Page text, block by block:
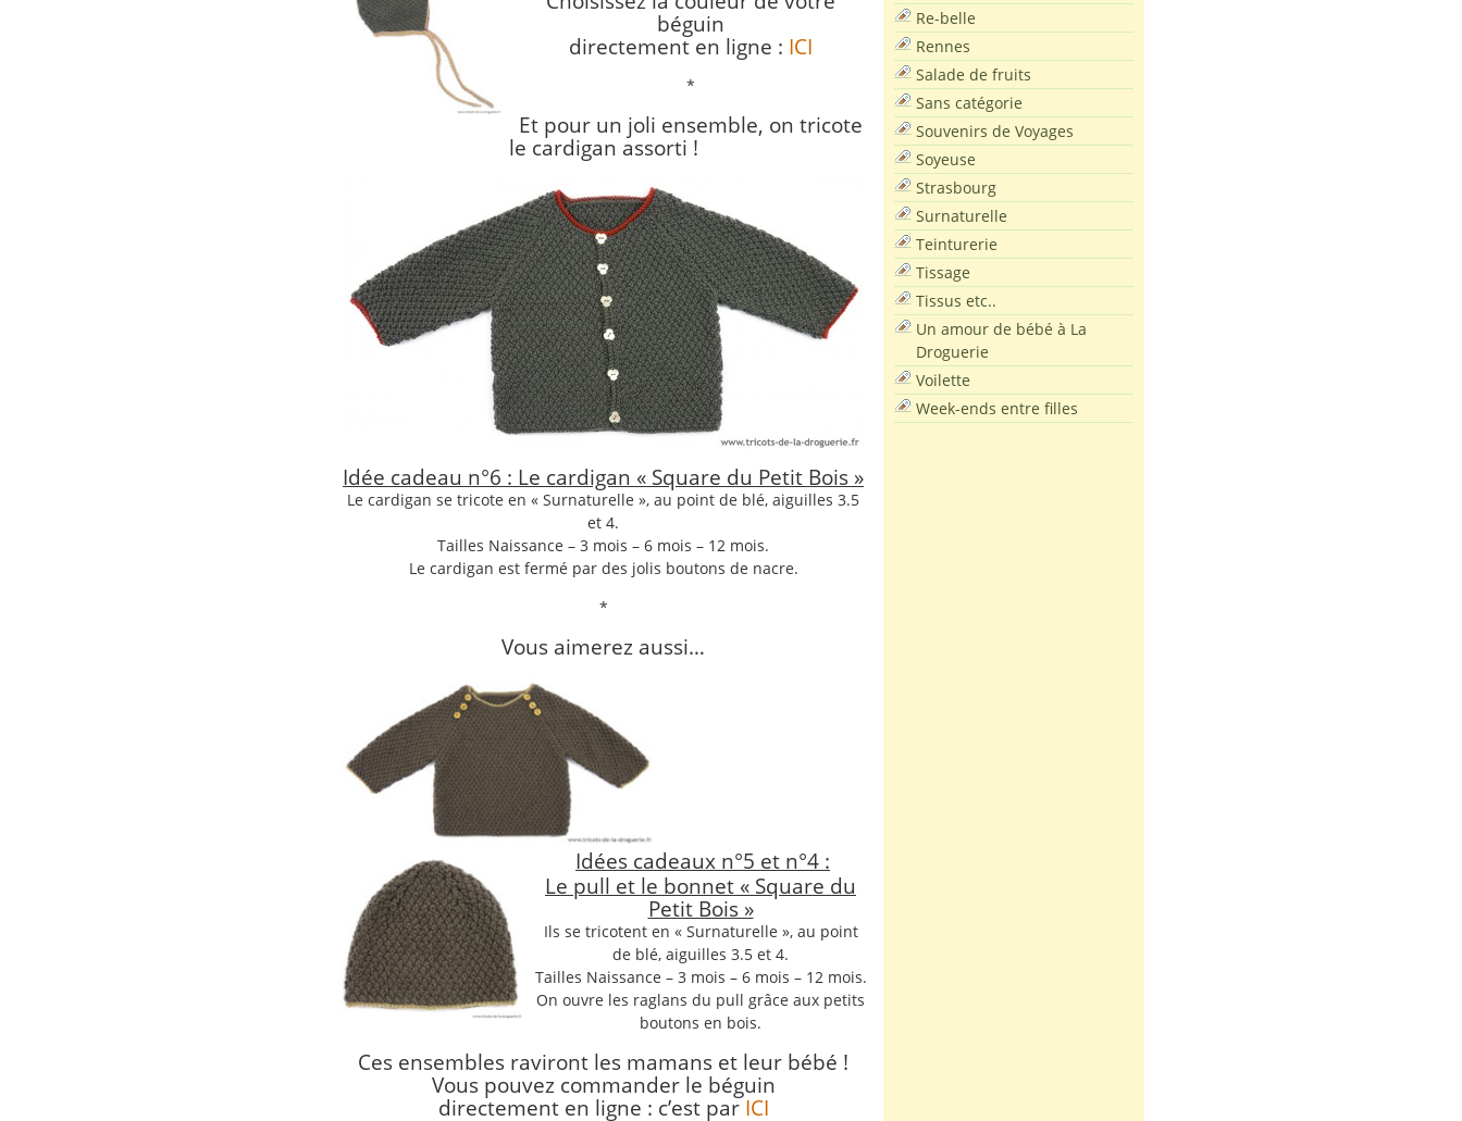
béguin
directement en ligne : ICI
*
Et pour un joli ensemble, on tricote
le cardigan assorti !
Idée cadeau n°6 : Le cardigan « Square du Petit Bois »
Le cardigan se tricote en « Surnaturelle », au point de blé, aiguilles 3.5
et 4.
Tailles Naissance – 3 mois – 6 mois – 12 mois.
Le cardigan est fermé par des jolis boutons de nacre.
*
Vous aimerez aussi…
Idées cadeaux n°5 et n°4 :
Le pull et le bonnet « Square du
Petit Bois »
Ils se tricotent en « Surnaturelle », au point
de blé, aiguilles 3.5 et 4.
Tailles Naissance – 3 mois – 6 mois – 12 mois.
On ouvre les raglans du pull grâce aux petits
boutons en bois.
Ces ensembles raviront les mamans et leur bébé !
Vous pouvez commander le béguin
directement en ligne : c’est parICI
Re-belle
Rennes
Salade de fruits
Sans catégorie
Souvenirs de Voyages
Soyeuse
Strasbourg
Surnaturelle
Teinturerie
Tissage
Tissus etc..
Un amour de bébé à La
Droguerie
Voilette
Week-ends entre filles